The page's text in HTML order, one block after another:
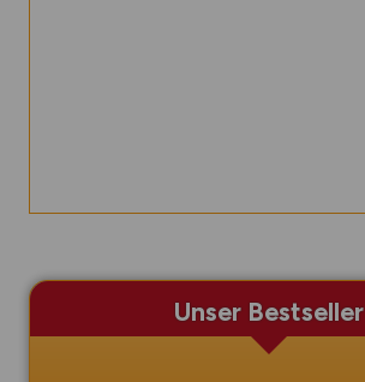
Unser Bestseller